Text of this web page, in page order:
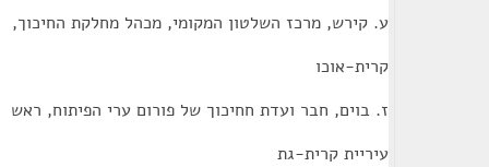
ע. קירש, מרכז השלטון המקומי, מכהל מחלקת החיכוך,
קרית-אוכו
ז. בוים, חבר ועדת חחיכוך של פורום ערי הפיתוח, ראש
עיריית קרית-גת